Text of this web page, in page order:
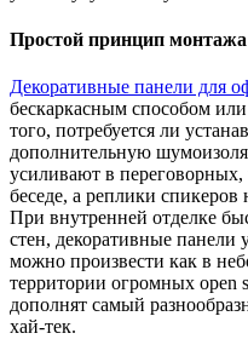
Простой принцип монтажа
Декоративные панели для
бескаркасным способом
того, потребуется ли
дополнительную
усиливают в
беседе, а реплики
При внутренней отделке
стен, декоративные панели
можно произвести как в
территории огромных open
дополнят самый
хай-тек.